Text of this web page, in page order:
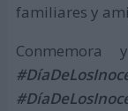
familiares y